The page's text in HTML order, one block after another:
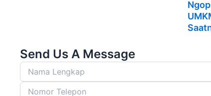
Send Us A Message